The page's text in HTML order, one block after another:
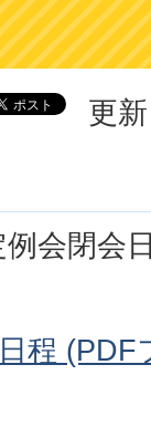
更
会閉会
程